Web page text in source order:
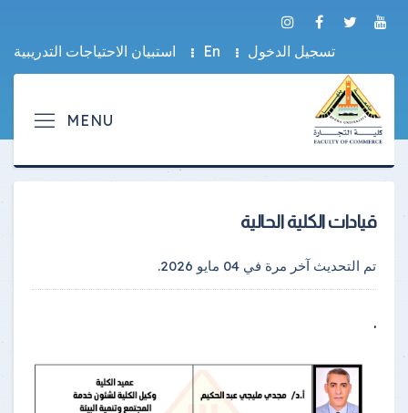
تسجيل الدخول En استبيان الاحتياجات التدريبية
قيادات الكلية الحالية
تم التحديث آخر مرة في 04 مايو 2026 .
.